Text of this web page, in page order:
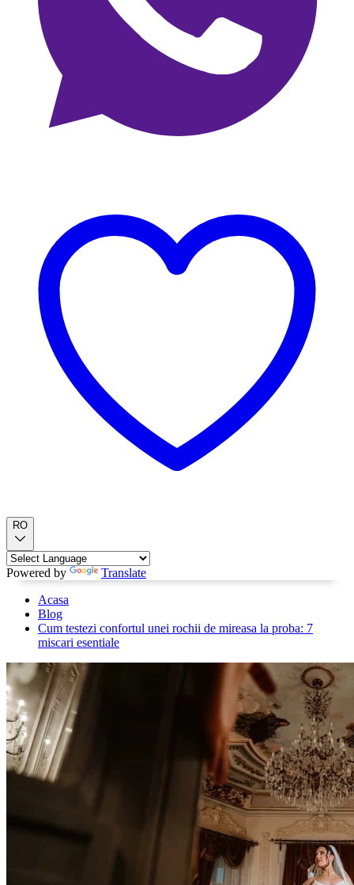
RO
Powered by
Translate
Acasa
Blog
Cum testezi confortul unei rochii de mireasa la proba: 7
miscari esentiale